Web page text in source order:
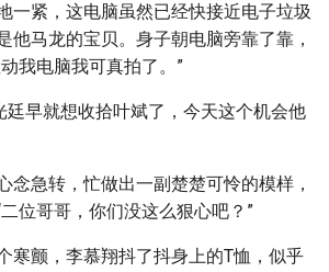
一紧，这电脑虽然已经快接近电子垃圾
他马龙的宝贝。身子朝电脑旁靠了靠，
我电脑我可真拍了。”
廷早就想收拾叶斌了，今天这个机会他
念急转，忙做出一副楚楚可怜的模样，
位哥哥，你们没这么狠心吧？”
寒颤，李慕翔抖了抖身上的T恤，似乎